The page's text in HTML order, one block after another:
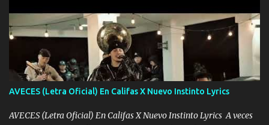
AVECES (Letra Oficial) En Califas X Nuevo Instinto Lyrics
AVECES (Letra Oficial) En Califas X Nuevo Instinto Lyrics A veces